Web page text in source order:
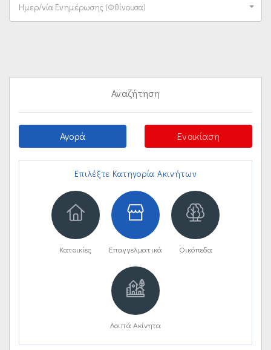
Διαφόρων Ακινήτων
Γραφεία
Ημερ/νία Ενημέρωσης (Φθίνουσα)
Αναζήτηση
Αγορά Ενοικίαση
Επιλέξτε Κατηγορία Ακινήτων
Κατοικίες Επαγγελματικά Οικόπεδα
Λοιπά Ακίνητα